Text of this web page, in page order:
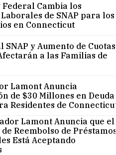
Federal Cambia los
de SNAP para los
en Connecticut
SNAP y Aumento de Cuotas
a las Familias de
Lamont Anuncia
de $30 Millones en Deuda
Residentes de Connecticut
Lamont Anuncia que el
Reembolso de Préstamos
Está Aceptando